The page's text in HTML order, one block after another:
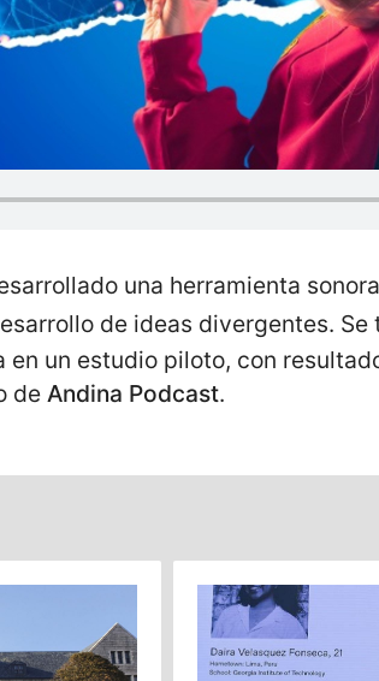
una herramienta
de ideas divergentes. Se
un estudio piloto, con
de Andina Podcast.